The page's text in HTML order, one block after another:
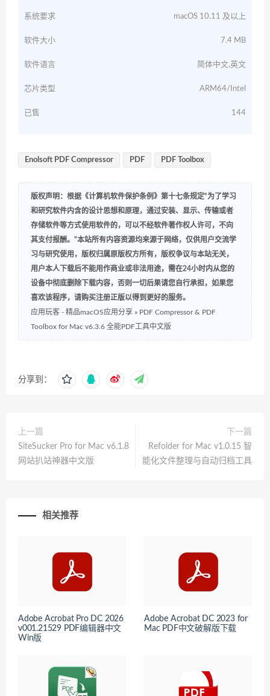
系统要求 macOS 10.11 及以上
软件大小 7.4 MB
软件语言 简体中文,英文
芯片类型 ARM64/Intel
已售 144
Enolsoft PDF Compressor PDF PDF Toolbox
版权声明：根据《计算机软件保护条例》第十七条规定“为了学习
和研究软件内含的设计思想和原理，通过安装、显示、传输或者
存储软件等方式使用软件的，可以不经软件著作权人许可，不向
其支付报酬。”本站所有内容资源均来源于网络，仅供用户交流学
习与研究使用，版权归属原版权方所有，版权争议与本站无关，
用户本人下载后不能用作商业或非法用途，需在24小时内从您的
设备中彻底删除下载内容，否则一切后果请您自行承担，如果您
喜欢该程序，请购买注册正版以得到更好的服务。
应用玩客 - 精品macOS应用分享 » PDF Compressor & PDF
Toolbox for Mac v6.3.6 全能PDF工具中文版
分享到：
上一篇
SiteSucker Pro for Mac v6.1.8
网站扒站神器中文版
下一篇
Refolder for Mac v1.0.15 智
能化文件整理与自动归档工具
相关推荐
Adobe Acrobat Pro DC 2026
v001.21529 PDF编辑器中文
Win版
Adobe Acrobat DC 2023 for
Mac PDF中文破解版下载